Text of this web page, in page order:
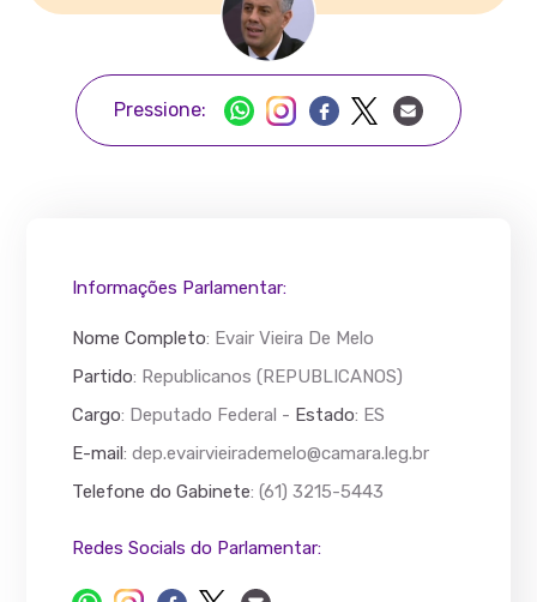
Pressione:
Informações Parlamentar:
Nome Completo: Evair Vieira De Melo
Partido: Republicanos (REPUBLICANOS)
Cargo: Deputado Federal - Estado: ES
E-mail:dep.evairvieirademelo@camara.leg.br
Telefone do Gabinete: (61) 3215-5443
Redes Socials do Parlamentar: